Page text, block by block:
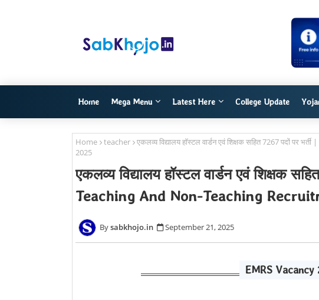
Home Mega Menu Latest Here College Update
Home teacher
एकलव्य विद्यालय हॉस्टल वार्डन एवं शिक्षक सहित 7267 पदों
2025
एकलव्य विद्यालय हॉस्टल वार्डन एवं शिक्षक
Teaching And Non-Teaching
sabkhojo.in September 21, 2025
EMRS Vacancy